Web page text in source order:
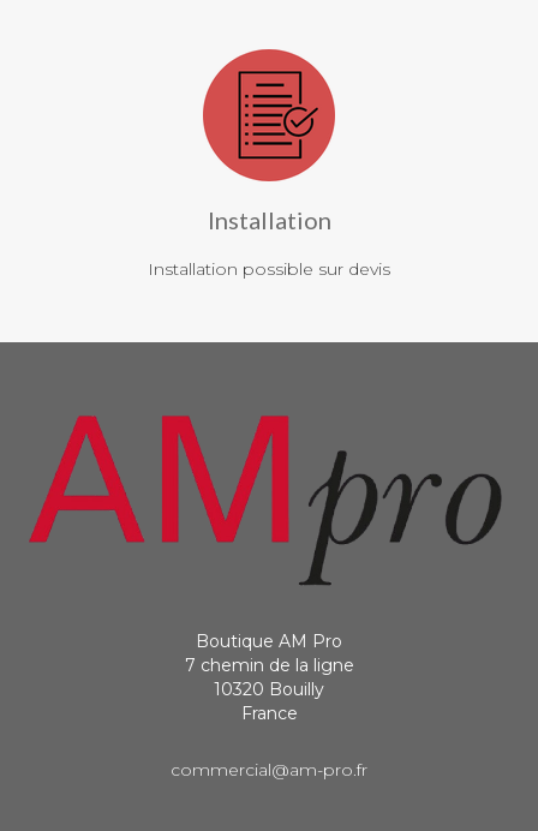
Installation
Installation possible sur devis
Boutique AM Pro
7 chemin de la ligne
10320 Bouilly
France
commercial@am-pro.fr